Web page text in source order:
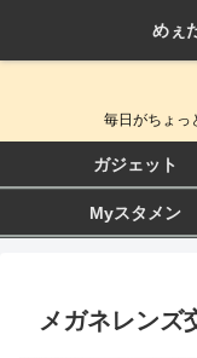
QOL向上
毎日がちょっ
ガジェット
Myスタメン
メガネレンズ
めぇ